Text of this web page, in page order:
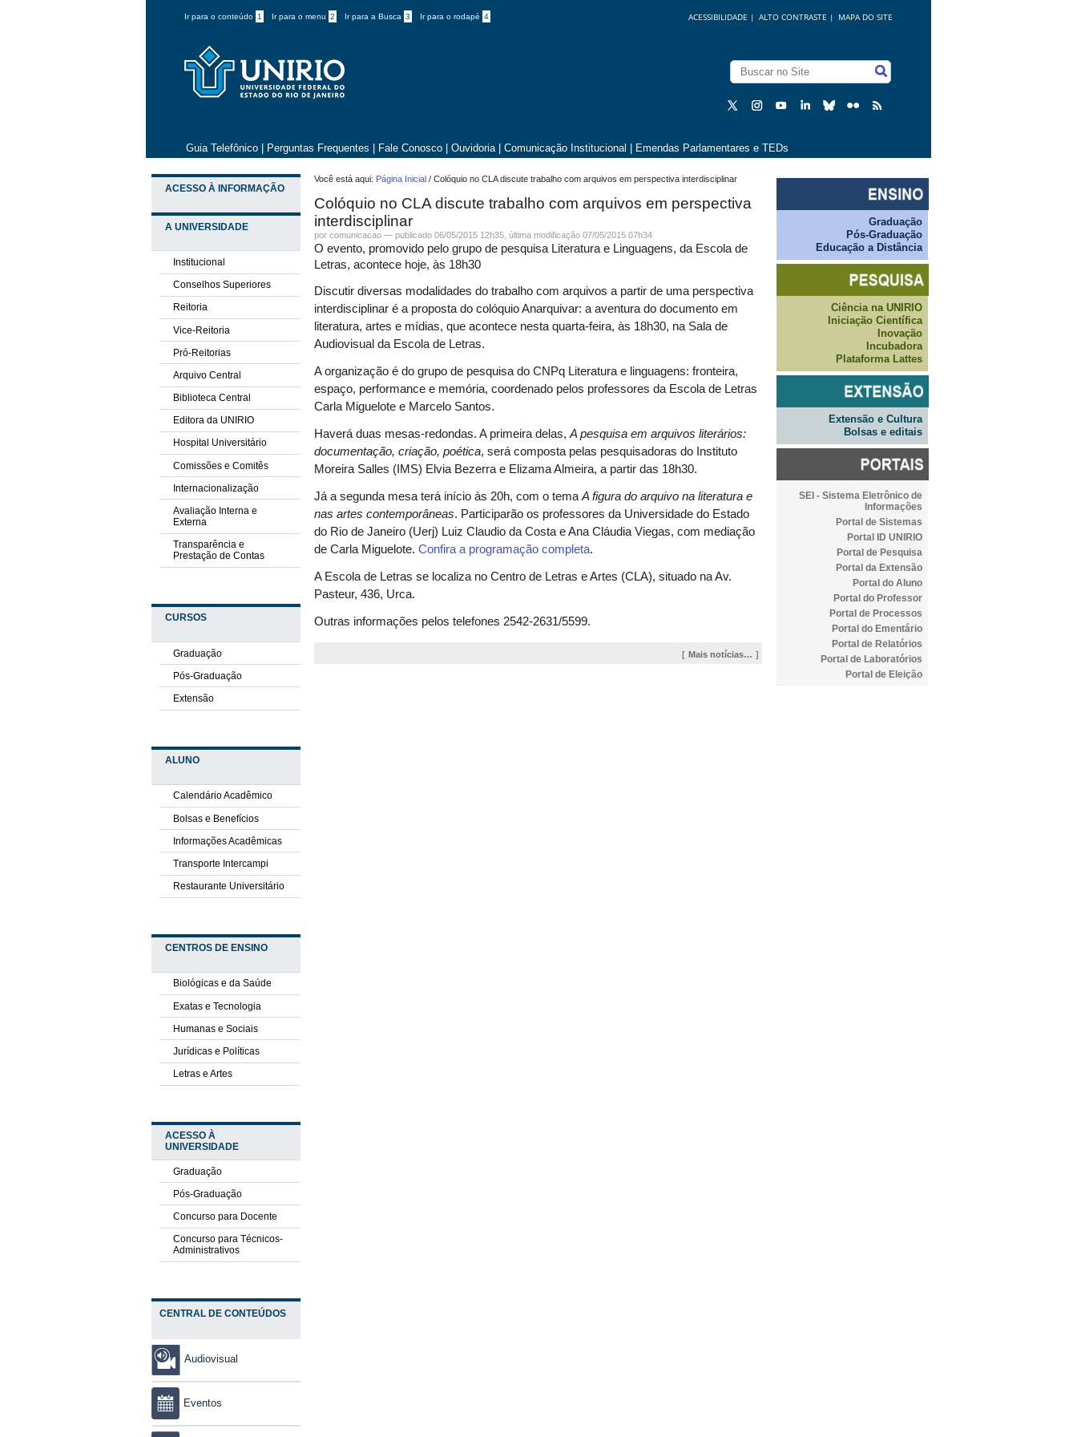
Ir para o conteúdo 1 Ir para o menu 2 Ir para a Busca 3 Ir para o rodapé 4 MAPA DO SITE
ALTO CONTRASTE |
ACESSIBILIDADE |
Guia Telefônico Perguntas Frequentes Fale Conosco Ouvidoria Comunicação Institucional Emendas Parlamentares e TEDs
ACESSO À INFORMAÇÃO
A UNIVERSIDADE
Institucional
Conselhos Superiores
Reitoria
Vice-Reitoria
Pró-Reitorias
Arquivo Central
Biblioteca Central
Editora da UNIRIO
Hospital Universitário
Comissões e Comitês
Internacionalização
Avaliação Interna e
Externa
Transparência e
Prestação de Contas
CURSOS
Graduação
Pós-Graduação
Extensão
ALUNO
Calendário Acadêmico
Bolsas e Benefícios
Informações Acadêmicas
Transporte Intercampi
Restaurante Universitário
CENTROS DE ENSINO
Biológicas e da Saúde
Exatas e Tecnologia
Humanas e Sociais
Jurídicas e Políticas
Letras e Artes
ACESSO À
UNIVERSIDADE
Graduação
Pós-Graduação
Concurso para Docente
Concurso para Técnicos-
Administrativos
CENTRAL DE CONTEÚDOS
Audiovisual
Eventos
Você está aqui: Página Inicial /Colóquio no CLA discute trabalho com arquivos em perspectiva interdisciplinar
Colóquio no CLA discute trabalho com arquivos em perspectiva
interdisciplinar
por comunicacao —publicado 06/05/2015 12h35,última modificação 07/05/2015 07h34
O evento, promovido pelo grupo de pesquisa Literatura e Linguagens, da Escola de
Letras, acontece hoje, às 18h30
Discutir diversas modalidades do trabalho com arquivos a partir de uma perspectiva
interdisciplinar é a proposta do colóquio Anarquivar: a aventura do documento em
literatura, artes e mídias, que acontece nesta quarta-feira, às 18h30, na Sala de
Audiovisual da Escola de Letras.
A organização é do grupo de pesquisa do CNPq Literatura e linguagens: fronteira,
espaço, performance e memória, coordenado pelos professores da Escola de Letras
Carla Miguelote e Marcelo Santos.
Haverá duas mesas-redondas. A primeira delas,A pesquisa em arquivos literários:
documentação, criação, poética, será composta pelas pesquisadoras do Instituto
Moreira Salles (IMS) Elvia Bezerra e Elizama Almeira, a partir das 18h30.
Já a segunda mesa terá início às 20h, com o temaA figura do arquivo na literatura e
nas artes contemporâneas. Participarão os professores da Universidade do Estado
do Rio de Janeiro (Uerj) Luiz Claudio da Costa e Ana Cláudia Viegas, com mediação
de Carla Miguelote.Confira a programação completa.
A Escola de Letras se localiza no Centro de Letras e Artes (CLA), situado na Av.
Pasteur, 436, Urca.
Outras informações pelos telefones 2542-2631/5599.
Mais notícias…
Graduação
Pós-Graduação
Educação a Distância
Ciência na UNIRIO
Iniciação Científica
Inovação
Incubadora
Plataforma Lattes
Extensão e Cultura
Bolsas e editais
SEI - Sistema Eletrônico de
Informações
Portal de Sistemas
Portal ID UNIRIO
Portal de Pesquisa
Portal da Extensão
Portal do Aluno
Portal do Professor
Portal de Processos
Portal do Ementário
Portal de Relatórios
Portal de Laboratórios
Portal de Eleição